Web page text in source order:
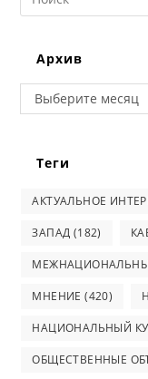
this
Архив
Архив
Выберите месяц
Теги
АКТУАЛЬНОЕ
ЗАПАД (182)
МНЕНИЕ (420)
НАЦИОНАЛЬНЫЙ
ОБЩЕСТВЕННЫЕ